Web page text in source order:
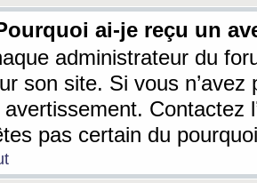
ai-je reçu un
administrateur du
son site. Si vous
avertissement. Contactez
pas certain du